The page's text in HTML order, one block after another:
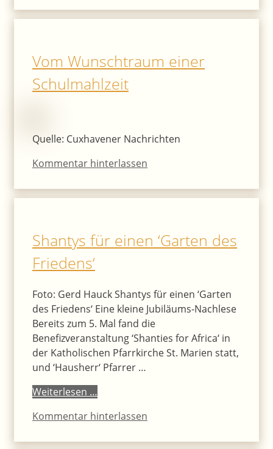
Vom Wunschtraum einer
Schulmahlzeit
Quelle: Cuxhavener Nachrichten
Kommentar hinterlassen
Shantys für einen ‘Garten des
Friedens‘
Foto: Gerd Hauck Shantys für einen ‘Garten
des Friedens‘ Eine kleine Jubiläums-Nachlese
Bereits zum 5. Mal fand die
Benefizveranstaltung ‘Shanties for Africa‘ in
der Katholischen Pfarrkirche St. Marien statt,
und ‘Hausherr‘ Pfarrer …
Weiterlesen …
Kommentar hinterlassen